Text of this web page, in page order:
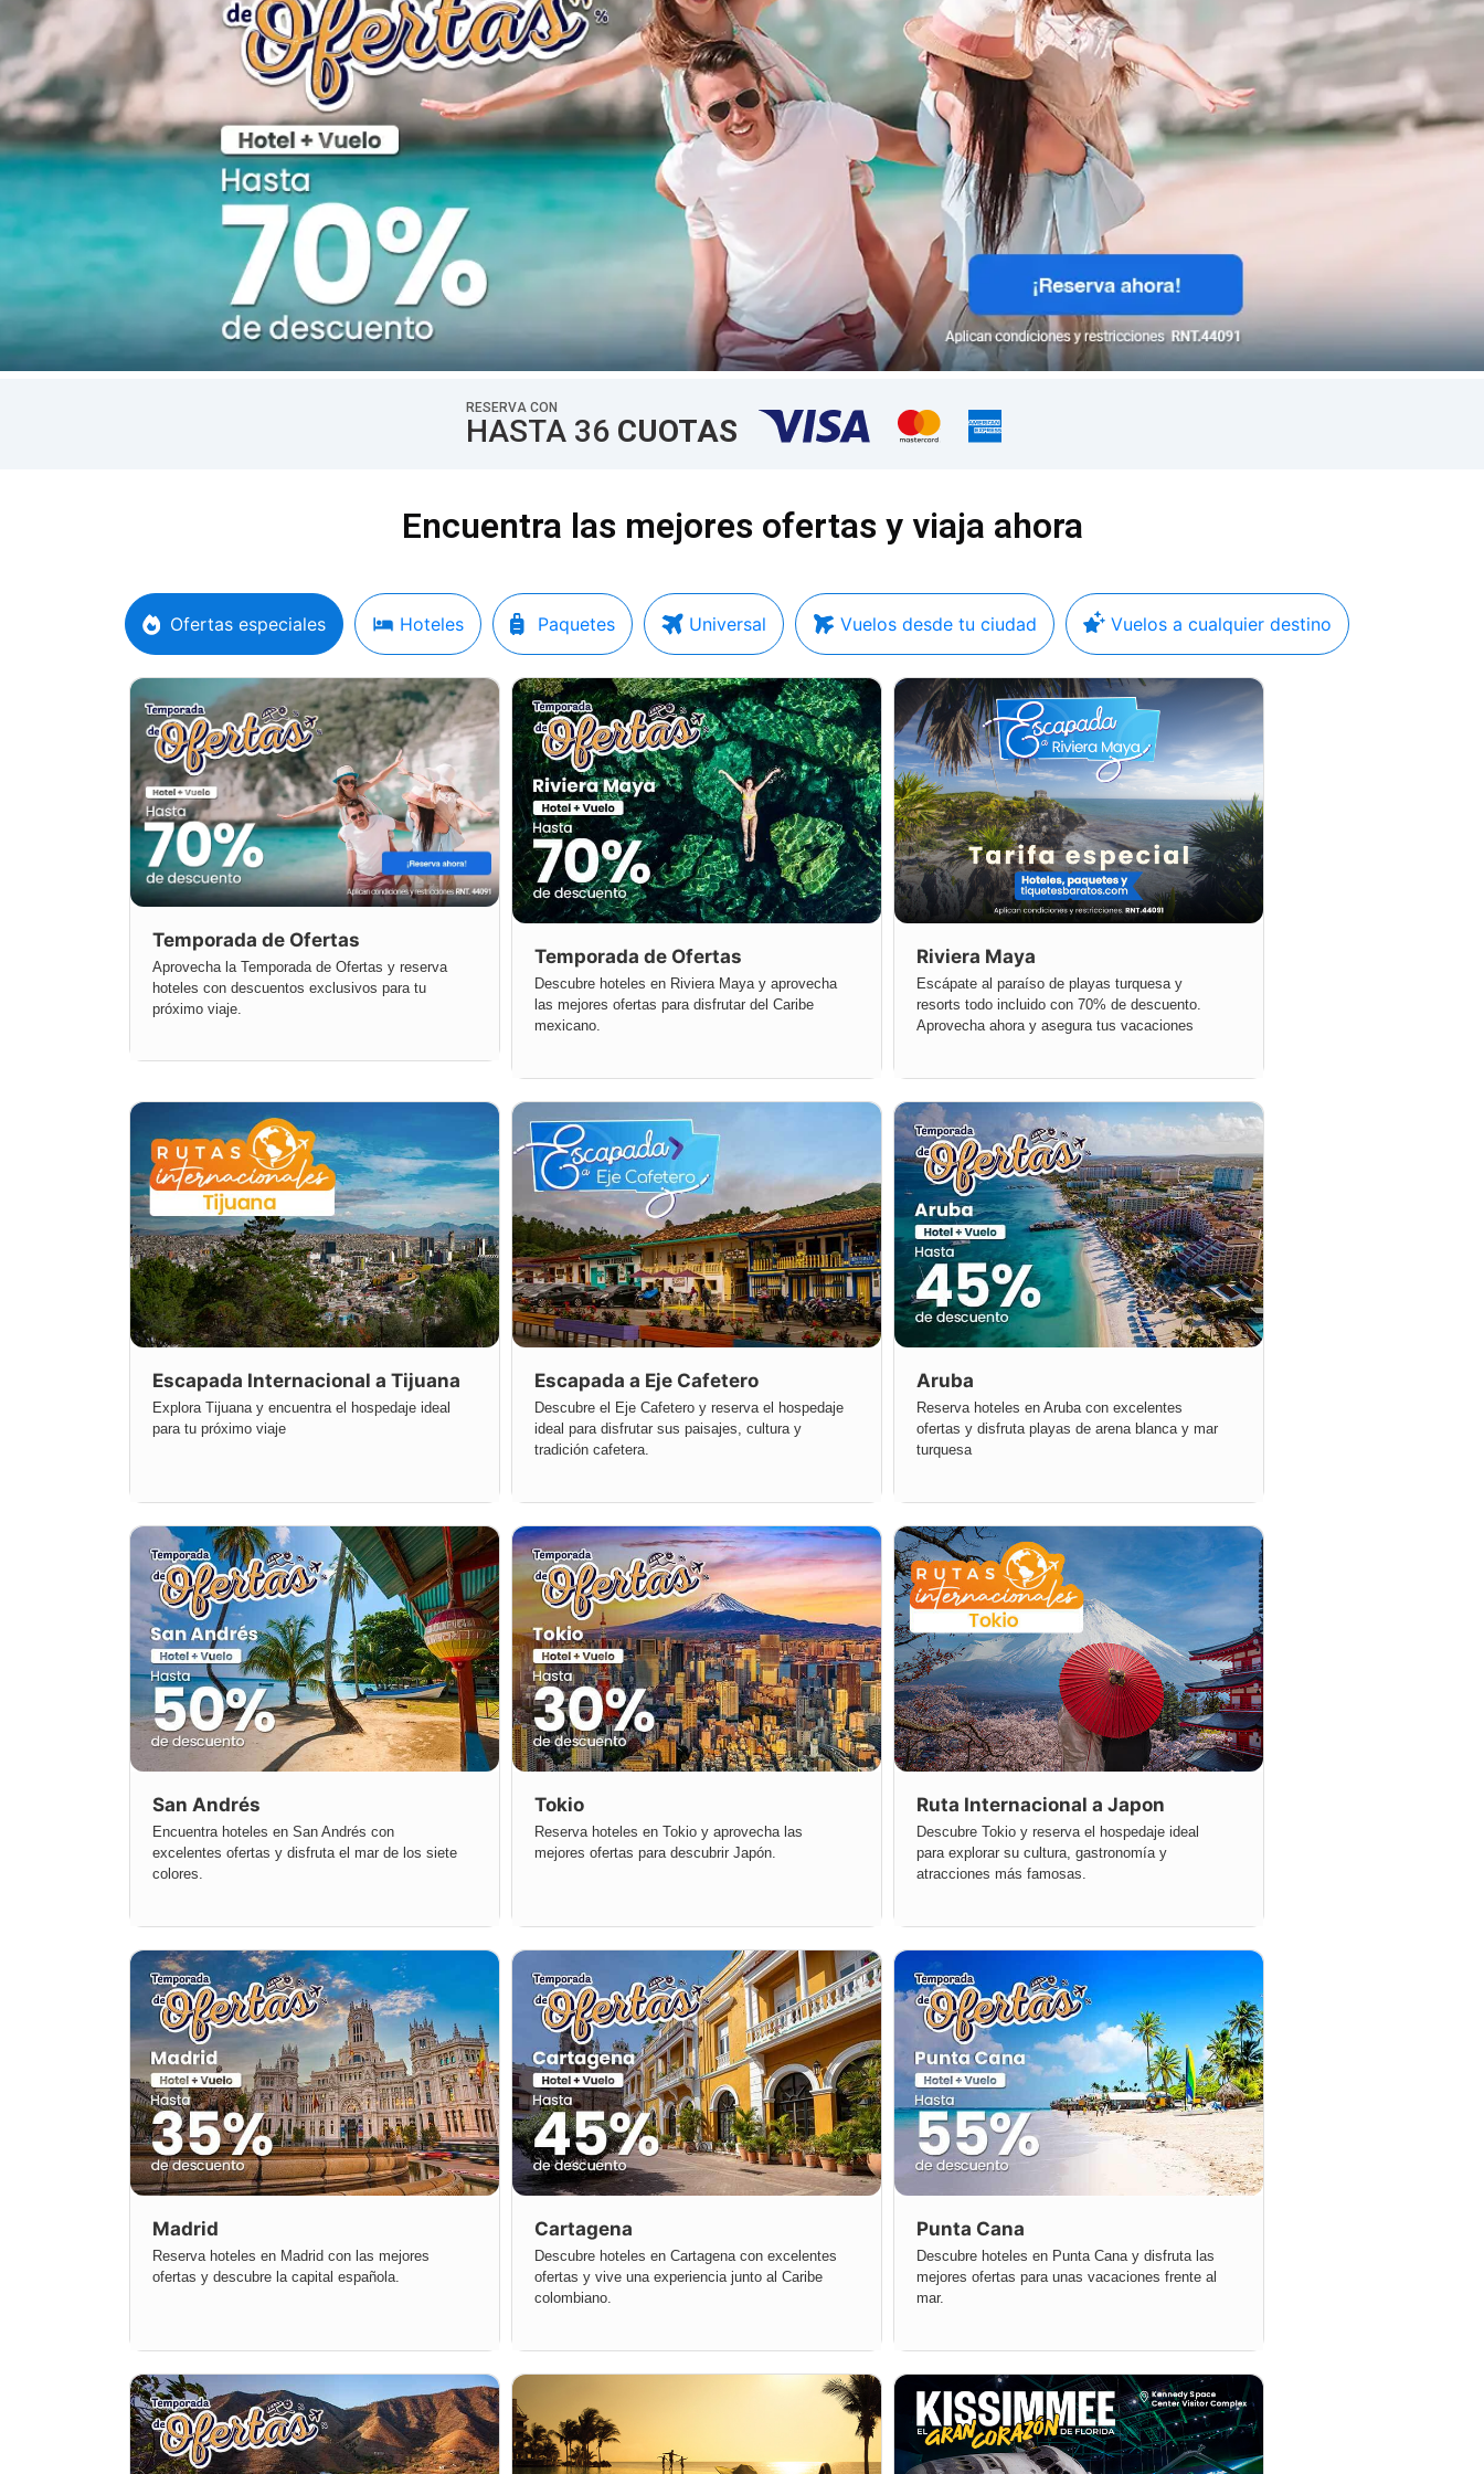
RESERVA CON
HASTA 36 CUOTAS
Encuentra las mejores ofertas y viaja ahora
Ofertas especiales Hoteles Paquetes Universal Vuelos desde tu ciudad Vuelos a cualquier destino
Temporada de Ofertas
Aprovecha la Temporada de Ofertas y reserva
hoteles con descuentos exclusivos para tu
próximo viaje.
Temporada de Ofertas
Descubre hoteles en Riviera Maya y aprovecha
las mejores ofertas para disfrutar del Caribe
mexicano.
Riviera Maya
Escápate al paraíso de playas turquesa y
resorts todo incluido con 70% de descuento.
Aprovecha ahora y asegura tus vacaciones
Escapada Internacional a Tijuana
Explora Tijuana y encuentra el hospedaje ideal
para tu próximo viaje
Escapada a Eje Cafetero
Descubre el Eje Cafetero y reserva el hospedaje
ideal para disfrutar sus paisajes, cultura y
tradición cafetera.
Aruba
Reserva hoteles en Aruba con excelentes
ofertas y disfruta playas de arena blanca y mar
turquesa
San Andrés
Encuentra hoteles en San Andrés con
excelentes ofertas y disfruta el mar de los siete
colores.
Tokio
Reserva hoteles en Tokio y aprovecha las
mejores ofertas para descubrir Japón.
Ruta Internacional a Japon
Descubre Tokio y reserva el hospedaje ideal
para explorar su cultura, gastronomía y
atracciones más famosas.
Madrid
Reserva hoteles en Madrid con las mejores
ofertas y descubre la capital española.
Cartagena
Descubre hoteles en Cartagena con excelentes
ofertas y vive una experiencia junto al Caribe
colombiano.
Punta Cana
Descubre hoteles en Punta Cana y disfruta las
mejores ofertas para unas vacaciones frente al
mar.